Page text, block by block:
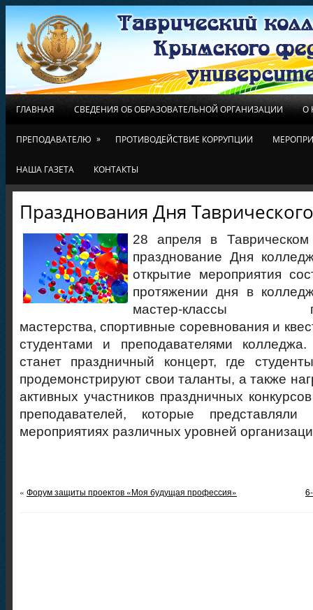
ГЛАВНАЯ СВЕДЕНИЯ ОБ ОБРАЗОВАТЕЛЬНОЙ ОРГАНИЗАЦИИ О
ПРЕПОДАВАТЕЛЮ » ПРОТИВОДЕЙСТВИЕ КОРРУПЦИИ
НАША ГАЗЕТА КОНТАКТЫ
Празднования Дня
28 апреля в
празднование Дня
открытие мероприятия
протяжении дня в
мастер-классы
мастерства, спортивные соревнования и
студентами и преподавателями
станет праздничный концерт, где
продемонстрируют свои таланты, а также
активных участников праздничных
преподавателей, которые
мероприятиях различных уровней
« Форум защиты проектов «Моя будущая профессия»